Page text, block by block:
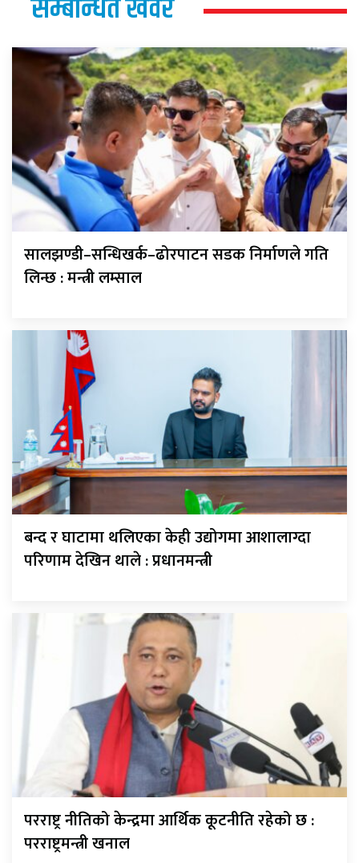
सम्बन्धित खवर
सालझण्डी–सन्धिखर्क–ढोरपाटन सडक निर्माणले गति
लिन्छ : मन्त्री लम्साल
बन्द र घाटामा थलिएका केही उद्योगमा आशालाग्दा
परिणाम देखिन थाले : प्रधानमन्त्री
परराष्ट्र नीतिको केन्द्रमा आर्थिक कूटनीति रहेको छ :
परराष्ट्रमन्त्री खनाल